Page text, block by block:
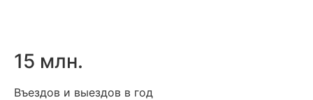
15 млн.
Въездов и выездов в год